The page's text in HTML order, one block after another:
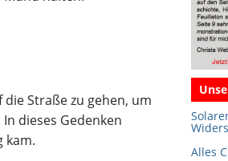
Straße zu gehen, um
dieses Gedenken
kam.
Alles